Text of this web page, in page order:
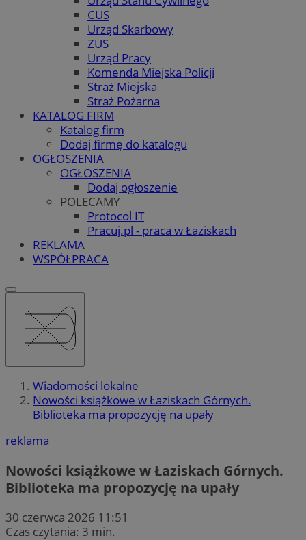
CUS
Urząd Skarbowy
ZUS
Urząd Pracy
Komenda Miejska Policji
Straż Miejska
Straż Pożarna
KATALOG FIRM
Katalog firm
Dodaj firmę do katalogu
OGŁOSZENIA
OGŁOSZENIA
Dodaj ogłoszenie
POLECAMY
Protocol IT
Pracuj.pl - praca w Łaziskach
REKLAMA
WSPÓŁPRACA
Wiadomości lokalne
Nowości książkowe w Łaziskach Górnych.
Biblioteka ma propozycję na upały
reklama
Nowości książkowe w Łaziskach Górnych.
Biblioteka ma propozycję na upały
30 czerwca 2026 11:51
Czas czytania: 3 min.